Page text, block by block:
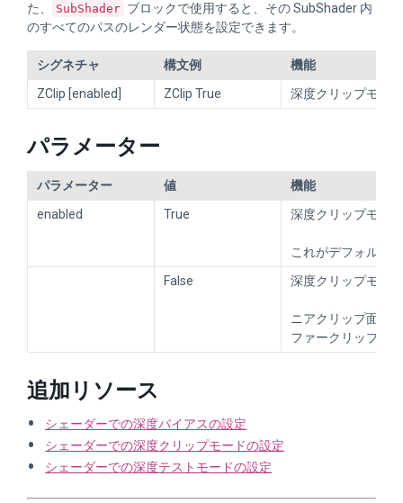
た、
SubShader ブロックで使用すると、その SubShader 内
のすべてのパスのレンダー状態を設定できます。
シグネチャ 構文例
機能
ZClip [enabled]
ZClip True 深度クリップモー
パラメーター
パラメーター 値
機能
enabled
True 深度クリップモー
これがデフォルト
False
深度クリップモー
ニアクリップ面よ
ファークリップ面
追加リソース
シェーダーでの深度バイアスの設定
シェーダーでの深度クリップモードの設定
シェーダーでの深度テストモードの設定